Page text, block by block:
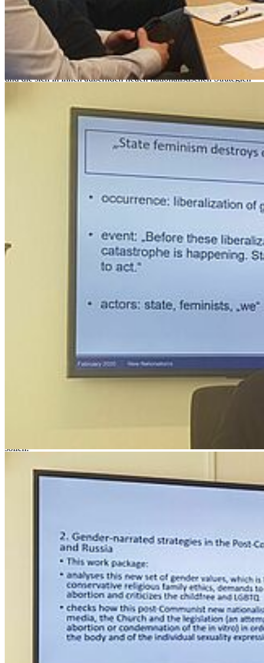
dieser Bewegungen und Parteien in den Gesellschaften des
Ostseeraums untersuchten.
Zu Beginn des Workshops stellteCordelia Heß
(Universität
Greifswald), Sprecherin des Clusters, den Teilnehmern das IFZO
und das Forschungsprogramm des Clusters "Neue Nationalismen"
vor. Im Zentrum der Untersuchungen stehen politische Narrative
und die sich in ihnen äußernden neuen nationalistischen Strategien
Geschichtskonstruktion begleitet.Anna Novikov
Greifswald), Postdoktorandin im IFZO Cluster „Neue
Nationalismen“, stellte die Arbeitspakete vor, die sich
Geschichtskonstruktionen sowie den Themen Gender und GLBTQ
(Universität Greifswald) stellte das
Aryo Makko(Netzwerk für die Geschichte der
Internationalen Beziehungen (IRH), Universität Stockholm)
moderierte Diskussion anschloss.
Tomislav Dulić
Uppsala) die theoretischen und historischen Perspektiven neuer
Nationalismen, ausgehend von dem Begriff, der 1910 von
Roosevelt eingeführt wurde. Dann bezog er sich auf die
Hauptmerkmale der heutigen neuen Nationalismen und ihrer
liberalen, den konservativen und den faschistischen, ihre Strategien,
ihre Rhetorik und ihre Überschneidungspunkte. Schließlich
Peteris Timofejevs(Universität Umea) ging in seiner Präsentation
auf die transnationalen Elemente in populistischen, rechtsradikalen
Jugendorganisationen im Ostseeraum ein. Er fokussierte dabei auf
die Entstehung einer transnationalen jugendlichen Elite, auf die
Methodik seiner Forschung und auf die Daten, die aus
verschiedenen sozialen Medien gewonnen wurden. Er ging ebenso
sollen.
Charlotta Seiler Brylla
(Universität Stockholm) stellte Ihre
Forschungen zum „Meinungskorridor“ im Kontext neuer
Nationalismen und der extremen Rechten vor. In ihm wird das
Wortbedeutungen und Werturteilen, die mit dem Wort
"Meinungskorridor" (Askitskorridor auf Schwedisch) und dem
dahinterliegenden Diskurs verbunden sind. Dieser Analyse folgend,
haben Schlagworte zu einer bestimmten Zeit eine spezifische
Relevanz und werden deshalb verwendet, um eine Politik oder ein
Ziel in der Öffentlichkeit zu propagieren. Verhandelt im
Meinungskorridor, nimmt dieser einen starken Einfluss auf einen
In einer weiteren Präsentation zur Gedächtnispolitik im
rechtsextremen Europa referiertenAndrej KotljarchukundSteffen
(Universität Södertörn) über die Gedächtnisfeiern der